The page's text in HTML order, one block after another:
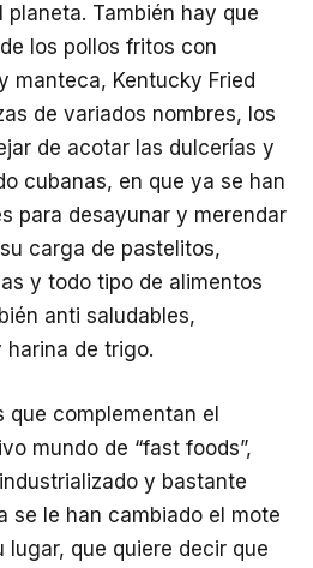
planeta. También hay que
los pollos fritos con
manteca, Kentucky Fried
de variados nombres, los
de acotar las dulcerías y
cubanas, en que ya se han
para desayunar y merendar
carga de pastelitos,
y todo tipo de alimentos
anti saludables,
de trigo.
que complementan el
mundo de “fast foods”,
y bastante
se le han cambiado el mote
lugar, que quiere decir que